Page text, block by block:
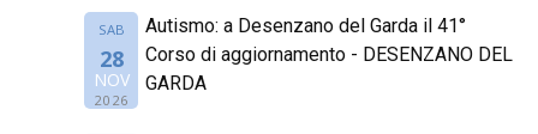
SAB
28
NOV
2026
Autismo: a Desenzano del Garda il 41°
Corso di aggiornamento - DESENZANO DEL
GARDA